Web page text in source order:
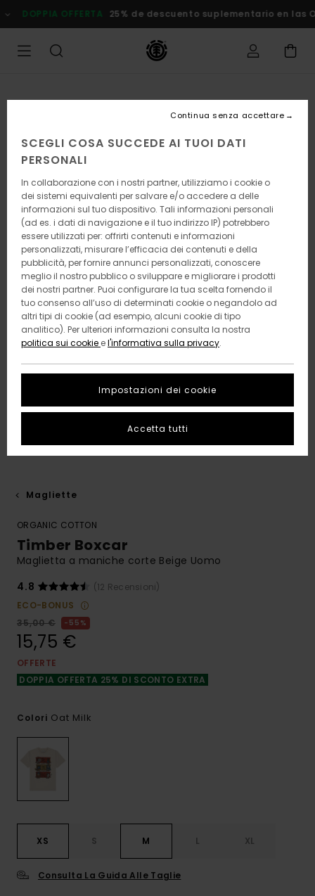
alle
informazioni
prodotto
OFFERTA 25% de descuento suplementario en las Ofertas
Magliette
ORGANIC COTTON
Timber Boxcar
Maglietta a maniche corte Beige Uomo
4.8
(12 Recensioni)
ECO-BONUS
35,00 €
55%
15,75 €
OFFERTE
DOPPIA OFFERTA 25% DI SCONTO EXTRA
Colori Oat Milk
XS S M L XL
Consulta La Guida Alle Taglie
SCEGLI COSA SUCCEDE AI TUOI DATI
PERSONALI
In collaborazione con i nostri partner, utilizziamo i cookie o
dei sistemi equivalenti per salvare e/o accedere a delle
informazioni sul tuo dispositivo. Tali informazioni personali
(ad es. i dati di navigazione e il tuo indirizzo IP) potrebbero
essere utilizzati per: offrirti contenuti e informazioni
personalizzati, misurare l’efficacia dei contenuti e della
pubblicità, per fornire annunci personalizzati, conoscere
meglio il nostro pubblico o sviluppare e migliorare i prodotti
dei nostri partner. Puoi configurare la tua scelta fornendo il
tuo consenso all’uso di determinati cookie o negandolo ad
altri tipi di cookie (ad esempio, alcuni cookie di tipo
analitico). Per ulteriori informazioni consulta la nostra
politica sui cookie el'informativa sulla privacy.
Impostazioni dei cookie
Continua senza accettare
Accetta tutti